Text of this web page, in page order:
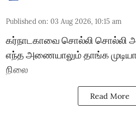
Published on: 03 Aug 2026, 10:15 am
கர்நாடகாவை சொல்லி சொல்லி
எந்த அணையாலும் தாங்க
நிலை
Read More